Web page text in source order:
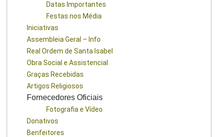
Datas Importantes
Festas nos Média
Iniciativas
Assembleia Geral – Info
Real Ordem de Santa Isabel
Obra Social e Assistencial
Graças Recebidas
Artigos Religiosos
Fornecedores Oficiais
Fotografia e Vídeo
Donativos
Benfeitores